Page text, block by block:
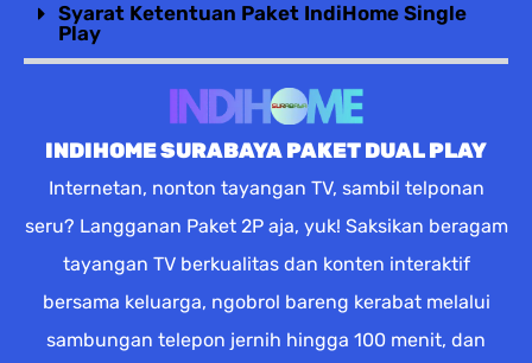
Syarat Ketentuan Paket IndiHome Single
Play
INDIHOME SURABAYA PAKET DUAL PLAY
Internetan, nonton tayangan TV, sambil telponan
seru? Langganan Paket 2P aja, yuk! Saksikan beragam
tayangan TV berkualitas dan konten interaktif
bersama keluarga, ngobrol bareng kerabat melalui
sambungan telepon jernih hingga 100 menit, dan